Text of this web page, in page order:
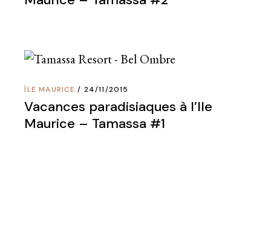
ÎLE MAURICE 24/11/2015
Vacances paradisiaques à l’Ile
Maurice – Tamassa #1